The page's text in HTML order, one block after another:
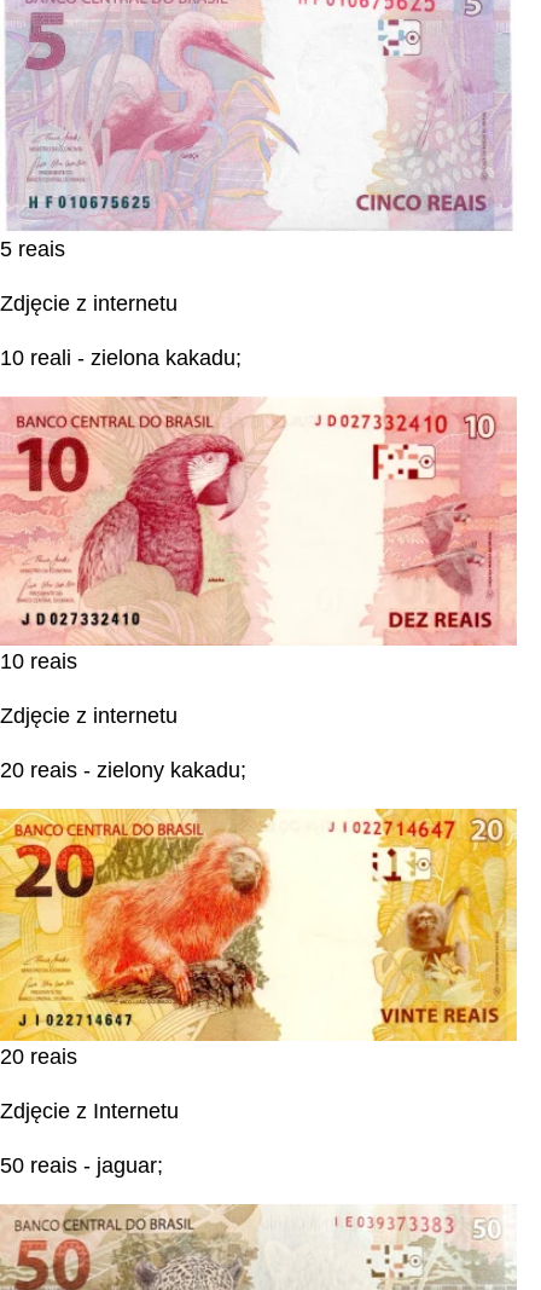
5 reais
Zdjęcie z internetu
10 reali - zielona kakadu;
10 reais
Zdjęcie z internetu
20 reais - zielony kakadu;
20 reais
Zdjęcie z Internetu
50 reais - jaguar;